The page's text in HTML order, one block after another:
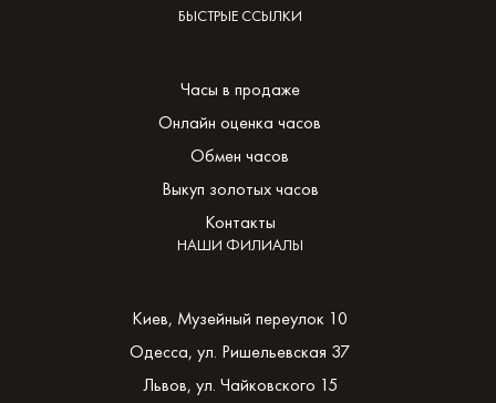
БЫСТРЫЕ ССЫЛКИ
Часы в продаже
Онлайн оценка часов
Обмен часов
Выкуп золотых часов
Контакты
НАШИ ФИЛИАЛЫ
Киев, Музейный переулок 10
Одесса, ул. Ришельевская 37
Львов, ул. Чайковского 15